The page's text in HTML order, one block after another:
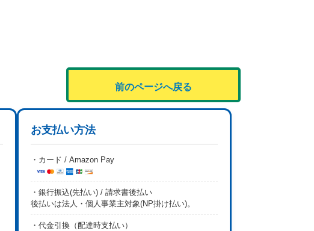
前のページへ戻る
お支払い方法
・カード / Amazon Pay
・銀行振込(先払い) / 請求書後払い
後払いは法人・個人事業主対象(NP掛け払い)。
・代金引換（配達時支払い）